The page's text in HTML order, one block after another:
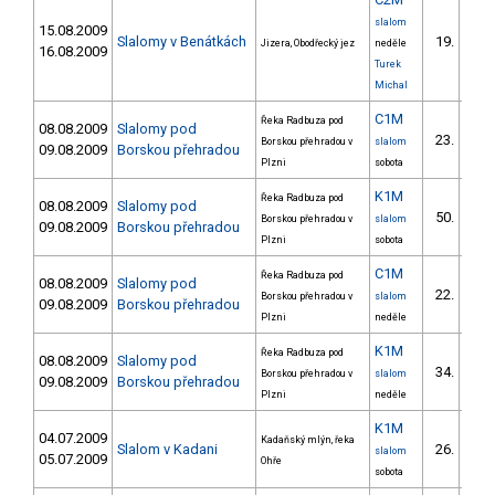
15.08.2009
16.08.2009
Slalomy v Benátkách Jizera, Obodřecký jez
slalom
neděle
Turek
Michal
19.
08.08.2009
09.08.2009
Slalomy pod
Borskou přehradou
Řeka Radbuza pod
Borskou přehradou v
Plzni
C1M
slalom
sobota
23.
08.08.2009
09.08.2009
Slalomy pod
Borskou přehradou
Řeka Radbuza pod
Borskou přehradou v
Plzni
K1M
slalom
sobota
50.
08.08.2009
09.08.2009
Slalomy pod
Borskou přehradou
Řeka Radbuza pod
Borskou přehradou v
Plzni
C1M
slalom
neděle
22.
08.08.2009
09.08.2009
Slalomy pod
Borskou přehradou
Řeka Radbuza pod
Borskou přehradou v
Plzni
K1M
slalom
neděle
34.
04.07.2009
05.07.2009
Slalom v Kadani
Kadaňský mlýn, řeka
Ohře
K1M
slalom
sobota
26.